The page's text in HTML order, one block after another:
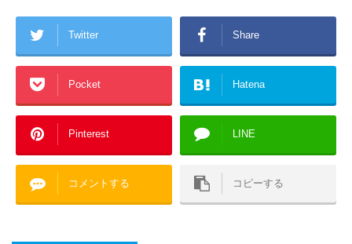
Twitter Share
Pocket Hatena
Pinterest LINE
コメントする コピーする